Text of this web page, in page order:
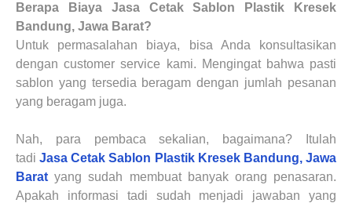
Berapa Biaya Jasa Cetak Sablon Plastik Kresek
Bandung, Jawa Barat?
Untuk permasalahan biaya, bisa Anda konsultasikan
dengan customer service kami. Mengingat bahwa pasti
sablon yang tersedia beragam dengan jumlah pesanan
yang beragam juga.
Nah, para pembaca sekalian, bagaimana? Itulah
tadiJasa Cetak Sablon Plastik Kresek Bandung, Jawa
Barat yang sudah membuat banyak orang penasaran.
Apakah informasi tadi sudah menjadi jawaban yang